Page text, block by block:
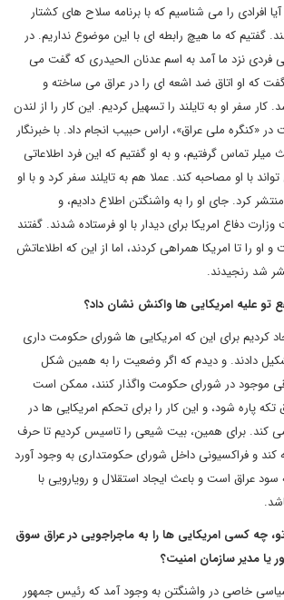
افرادی را می شناسیم که با برنامه سلاح های کشتار
گفتیم که ما هیچ رابطه ای با این موضوع نداریم. در
فردی نزد ما آمد به اسم عدنان الحیدری که گفت می
که او اتاق ضد اشعه ای را در عراق می ساخته و
کار سفر او به تایلند را تسهیل کردیم. این کار را از لندن
«کنگره ملی عراق»، اراس حبیب انجام داد. با خبرنگار
میلر تماس گرفتیم، و به او گفتیم که این فرد اطلاعاتی
با او مصاحبه کند. عملا هم به تایلند سفر کرد و با او
کرد. جای او را به واشنگتن اطلاع دادیم، و
وزارت دفاع امریکا برای دیدار با او فرستاده شدند. گفتند
او را تا امریکا همراهی کردند، اما از این که اطلاعاتش
شد رنجیدند.
تو علیه امریکایی ها واکنش نشان داد؟
کردیم برای این که امریکایی ها شورای حکومت داری
دادند. و دیدم که اگر وضعیت را به همین شکل
موجود در شورای حکومت واگذار کنند، ممکن است
پاره شود، و این کار را برای تحکم امریکایی ها در
می کند. برای همین، بیت شیعی را تاسیس کردیم تا حرف
کند و فراکسیونی داخل شورای حکومتداری به وجود آورد
عراق است و باعث ایجاد استقلال و رویارویی با
چه کسی امریکایی ها را به ماجراجویی در عراق سوق
یا مدیر سازمان امنیت؟
خاصی در واشنگتن به وجود آمد که رئیس جمهور